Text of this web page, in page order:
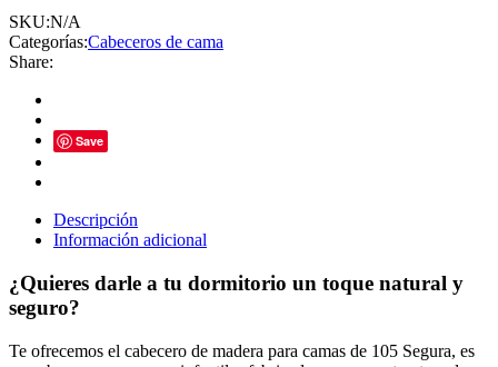
105
Segura
cantidad
SKU:N/A
Categorías:Cabeceros de cama
Share:
Save
Descripción
Información adicional
¿Quieres darle a tu dormitorio un toque natural y
seguro?
Te ofrecemos el cabecero de madera para camas de 105 Segura, es